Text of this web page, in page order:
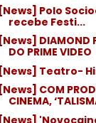
[News] Polo
recebe Festi...
[News] DIAMOND
DO PRIME VIDEO
[News] Teatro-
[News] COM
CINEMA,
[News]